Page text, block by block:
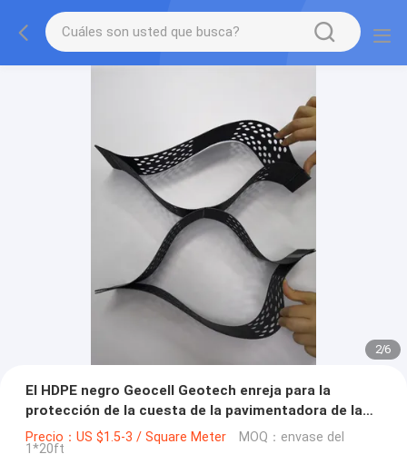
2/6
El HDPE negro Geocell Geotech enreja para la
protección de la cuesta de la pavimentadora de la
calzada de la grava
Precio：US $1.5-3 / Square Meter MOQ：envase del
1*20ft